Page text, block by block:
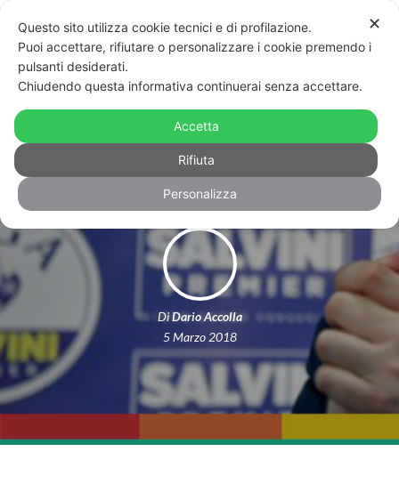
Elezioni 2018: la sconfitta della
sinistra dalla A alla Z
DiDario Accolla
5 Marzo 2018
✕
Questo sito utilizza cookie tecnici e di profilazione.
Puoi accettare, rifiutare o personalizzare i cookie premendo i
pulsanti desiderati.
Chiudendo questa informativa continuerai senza accettare.
Accetta
Rifiuta
Personalizza